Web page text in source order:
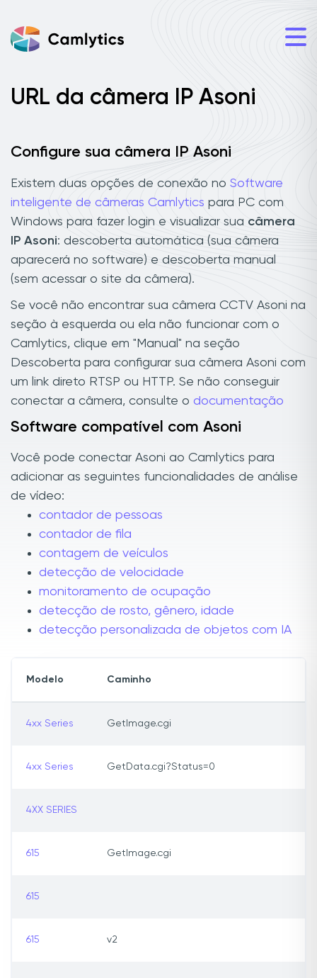
URL da câmera IP Asoni
Configure sua câmera IP Asoni
Existem duas opções de conexão no Software
inteligente de câmeras Camlytics para PC com
Windows para fazer login e visualizar sua câmera
IP Asoni: descoberta automática (sua câmera
aparecerá no software) e descoberta manual
(sem acessar o site da câmera).
Se você não encontrar sua câmera CCTV Asoni na
seção à esquerda ou ela não funcionar com o
Camlytics, clique em "Manual" na seção
Descoberta para configurar sua câmera Asoni com
um link direto RTSP ou HTTP. Se não conseguir
conectar a câmera, consulte o documentação
Software compatível com Asoni
Você pode conectar Asoni ao Camlytics para
adicionar as seguintes funcionalidades de análise
de vídeo:
contador de pessoas
contador de fila
contagem de veículos
detecção de velocidade
monitoramento de ocupação
detecção de rosto, gênero, idade
detecção personalizada de objetos com IA
Modelo Caminho
4xx Series GetImage.cgi
4xx Series GetData.cgi?Status=0
4XX SERIES
615 GetImage.cgi
615
615 v2